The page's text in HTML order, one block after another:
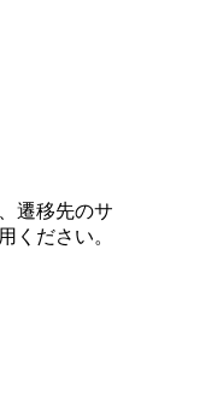
遷移先のサ
ください。